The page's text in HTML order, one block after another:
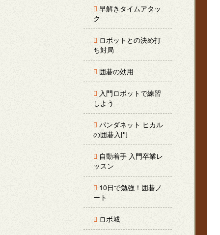
早解きタイムアタッ
ク
ロボットとの決め打
ち対局
囲碁の効用
入門ロボットで練習
しよう
パンダネット ヒカル
の囲碁入門
自動着手 入門卒業レ
ッスン
10日で勉強！囲碁ノ
ート
ロボ城